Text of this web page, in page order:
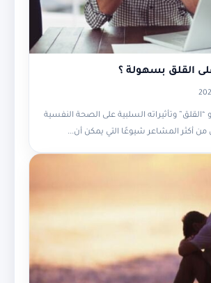
القلق بسهولة ؟
وتأثيراته السلبية على الصحة النفسية
أكثر المشاعر شيوعًا التي يمكن أن...